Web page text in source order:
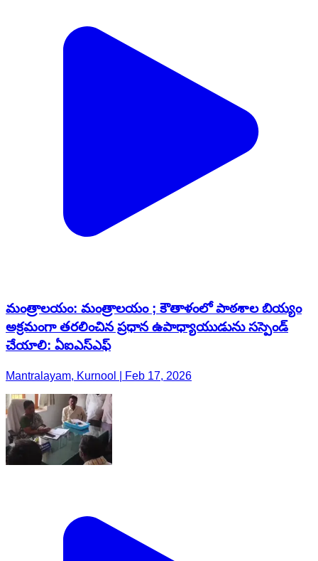
మంత్రాలయం: మంత్రాలయం ; కౌతాళంలో పాఠశాల బియ్యం
అక్రమంగా తరలించిన ప్రధాన ఉపాధ్యాయుడును సస్పెండ్
చేయాలి: ఏఐఎస్ఎఫ్
Mantralayam, Kurnool | Feb 17, 2026